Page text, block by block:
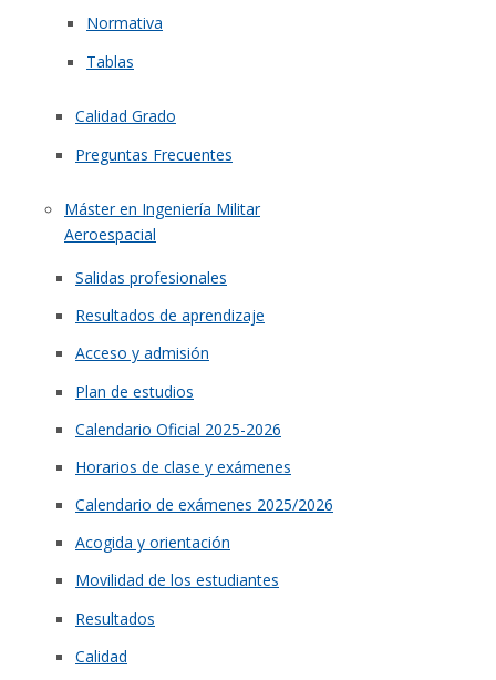
Normativa
Tablas
Calidad Grado
Preguntas Frecuentes
Máster en Ingeniería Militar
Aeroespacial
Salidas profesionales
Resultados de aprendizaje
Acceso y admisión
Plan de estudios
Calendario Oficial 2025-2026
Horarios de clase y exámenes
Calendario de exámenes 2025/2026
Acogida y orientación
Movilidad de los estudiantes
Resultados
Calidad